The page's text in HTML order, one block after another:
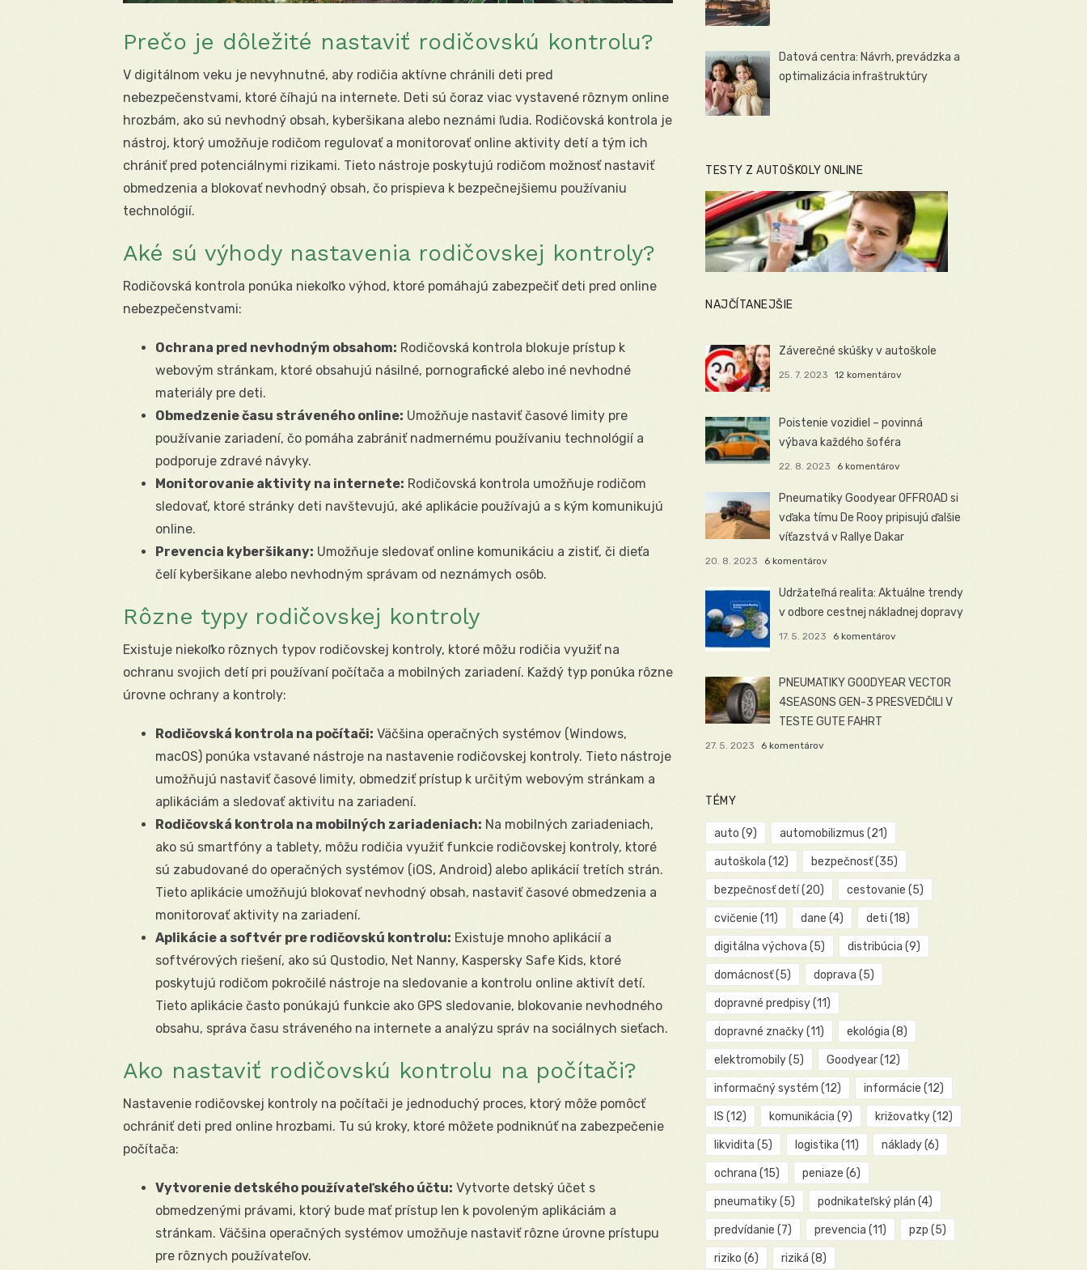
Prečo je dôležité nastaviť rodičovskú kontrolu?
V digitálnom veku je nevyhnutné, aby rodičia aktívne chránili deti pred
nebezpečenstvami, ktoré číhajú na internete. Deti sú čoraz viac vystavené rôznym online
hrozbám, ako sú nevhodný obsah, kyberšikana alebo neznámi ľudia. Rodičovská kontrola je
nástroj, ktorý umožňuje rodičom regulovať a monitorovať online aktivity detí a tým ich
chrániť pred potenciálnymi rizikami. Tieto nástroje poskytujú rodičom možnosť nastaviť
obmedzenia a blokovať nevhodný obsah, čo prispieva k bezpečnejšiemu používaniu
technológií.
Aké sú výhody nastavenia rodičovskej kontroly?
Rodičovská kontrola ponúka niekoľko výhod, ktoré pomáhajú zabezpečiť deti pred online
nebezpečenstvami:
Ochrana pred nevhodným obsahom: Rodičovská kontrola blokuje prístup k
webovým stránkam, ktoré obsahujú násilné, pornografické alebo iné nevhodné
materiály pre deti.
Obmedzenie času stráveného online: Umožňuje nastaviť časové limity pre
používanie zariadení, čo pomáha zabrániť nadmernému používaniu technológií a
podporuje zdravé návyky.
Monitorovanie aktivity na internete: Rodičovská kontrola umožňuje rodičom
sledovať, ktoré stránky deti navštevujú, aké aplikácie používajú a s kým komunikujú
online.
Prevencia kyberšikany: Umožňuje sledovať online komunikáciu a zistiť, či dieťa
čelí kyberšikane alebo nevhodným správam od neznámych osôb.
Rôzne typy rodičovskej kontroly
Existuje niekoľko rôznych typov rodičovskej kontroly, ktoré môžu rodičia využiť na
ochranu svojich detí pri používaní počítača a mobilných zariadení. Každý typ ponúka rôzne
úrovne ochrany a kontroly:
Rodičovská kontrola na počítači: Väčšina operačných systémov (Windows,
macOS) ponúka vstavané nástroje na nastavenie rodičovskej kontroly. Tieto nástroje
umožňujú nastaviť časové limity, obmedziť prístup k určitým webovým stránkam a
aplikáciám a sledovať aktivitu na zariadení.
Rodičovská kontrola na mobilných zariadeniach: Na mobilných zariadeniach,
ako sú smartfóny a tablety, môžu rodičia využiť funkcie rodičovskej kontroly, ktoré
sú zabudované do operačných systémov (iOS, Android) alebo aplikácií tretích strán.
Tieto aplikácie umožňujú blokovať nevhodný obsah, nastaviť časové obmedzenia a
monitorovať aktivity na zariadení.
Aplikácie a softvér pre rodičovskú kontrolu: Existuje mnoho aplikácií a
softvérových riešení, ako sú Qustodio, Net Nanny, Kaspersky Safe Kids, ktoré
poskytujú rodičom pokročilé nástroje na sledovanie a kontrolu online aktivít detí.
Tieto aplikácie často ponúkajú funkcie ako GPS sledovanie, blokovanie nevhodného
obsahu, správa času stráveného na internete a analýzu správ na sociálnych sieťach.
Ako nastaviť rodičovskú kontrolu na počítači?
Nastavenie rodičovskej kontroly na počítači je jednoduchý proces, ktorý môže pomôcť
ochrániť deti pred online hrozbami. Tu sú kroky, ktoré môžete podniknúť na zabezpečenie
počítača:
Vytvorenie detského používateľského účtu: Vytvorte detský účet s
obmedzenými právami, ktorý bude mať prístup len k povoleným aplikáciám a
stránkam. Väčšina operačných systémov umožňuje nastaviť rôzne úrovne prístupu
pre rôznych používateľov.
Datová centra: Návrh, prevádzka a
optimalizácia infraštruktúry
TESTY Z AUTOŠKOLY ONLINE
NAJČÍTANEJŠIE
Záverečné skúšky v autoškole
25. 7. 2023 12 komentárov
Poistenie vozidiel – povinná
výbava každého šoféra
22. 8. 2023 6 komentárov
Pneumatiky Goodyear OFFROAD si
vďaka tímu De Rooy pripisujú ďalšie
víťazstvá v Rallye Dakar
20. 8. 2023 6 komentárov
Udržateľná realita: Aktuálne trendy
v odbore cestnej nákladnej dopravy
17. 5. 2023 6 komentárov
PNEUMATIKY GOODYEAR VECTOR
4SEASONS GEN-3 PRESVEDČILI V
TESTE GUTE FAHRT
27. 5. 2023 6 komentárov
TÉMY
auto (9) automobilizmus (21)
autoškola (12) bezpečnosť(35)
bezpečnosť detí(20) cestovanie (5)
cvičenie (11) dane (4) deti (18)
digitálna výchova (5) distribúcia (9)
domácnosť(5) doprava (5)
dopravné predpisy(11)
dopravné značky(11) ekológia (8)
elektromobily(5) Goodyear(12)
informačný systém (12) informácie (12)
IS (12) komunikácia (9) križovatky(12)
likvidita (5) logistika (11) náklady(6)
ochrana (15) peniaze (6)
pneumatiky(5) podnikateľský plán (4)
predvídanie (7) prevencia (11) pzp (5)
riziko (6) riziká (8)